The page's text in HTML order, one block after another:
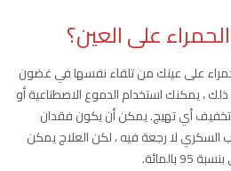
على العين؟
على عينك من تلقاء نفسها في غضون
، يمكنك استخدام الدموع الاصطناعية أو
أي تهيج. يمكن أن يكون فقدان
السكري لا رجعة فيه ، لكن العلاج يمكن